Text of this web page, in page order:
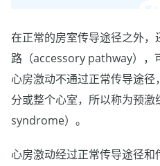
在正常的房室传导途径之外
路（accessory pathway），
心房激动不通过正常传导途
分或整个心室，所以称为预
syndrome）。
心房激动经过正常传导途径